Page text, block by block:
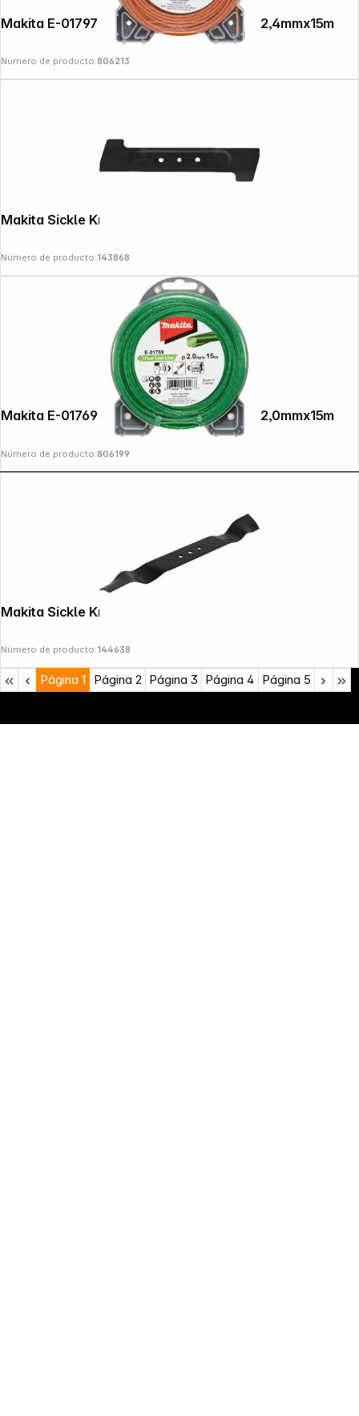
Makita E-01797 Mowing String Four Leaf 2,4mmx15m
Número de producto:806213
Makita Sickle Knife 33cm
Número de producto:143868
Makita E-01769 Mowing String Four Leaf 2,0mmx15m
Número de producto:806199
Makita Sickle Knife 51 cm
Número de producto:144638
Página 1 Página 2 Página 3 Página 4 Página 5
Copyright © 2000 - 2026 DIFOX. All rights reserved.